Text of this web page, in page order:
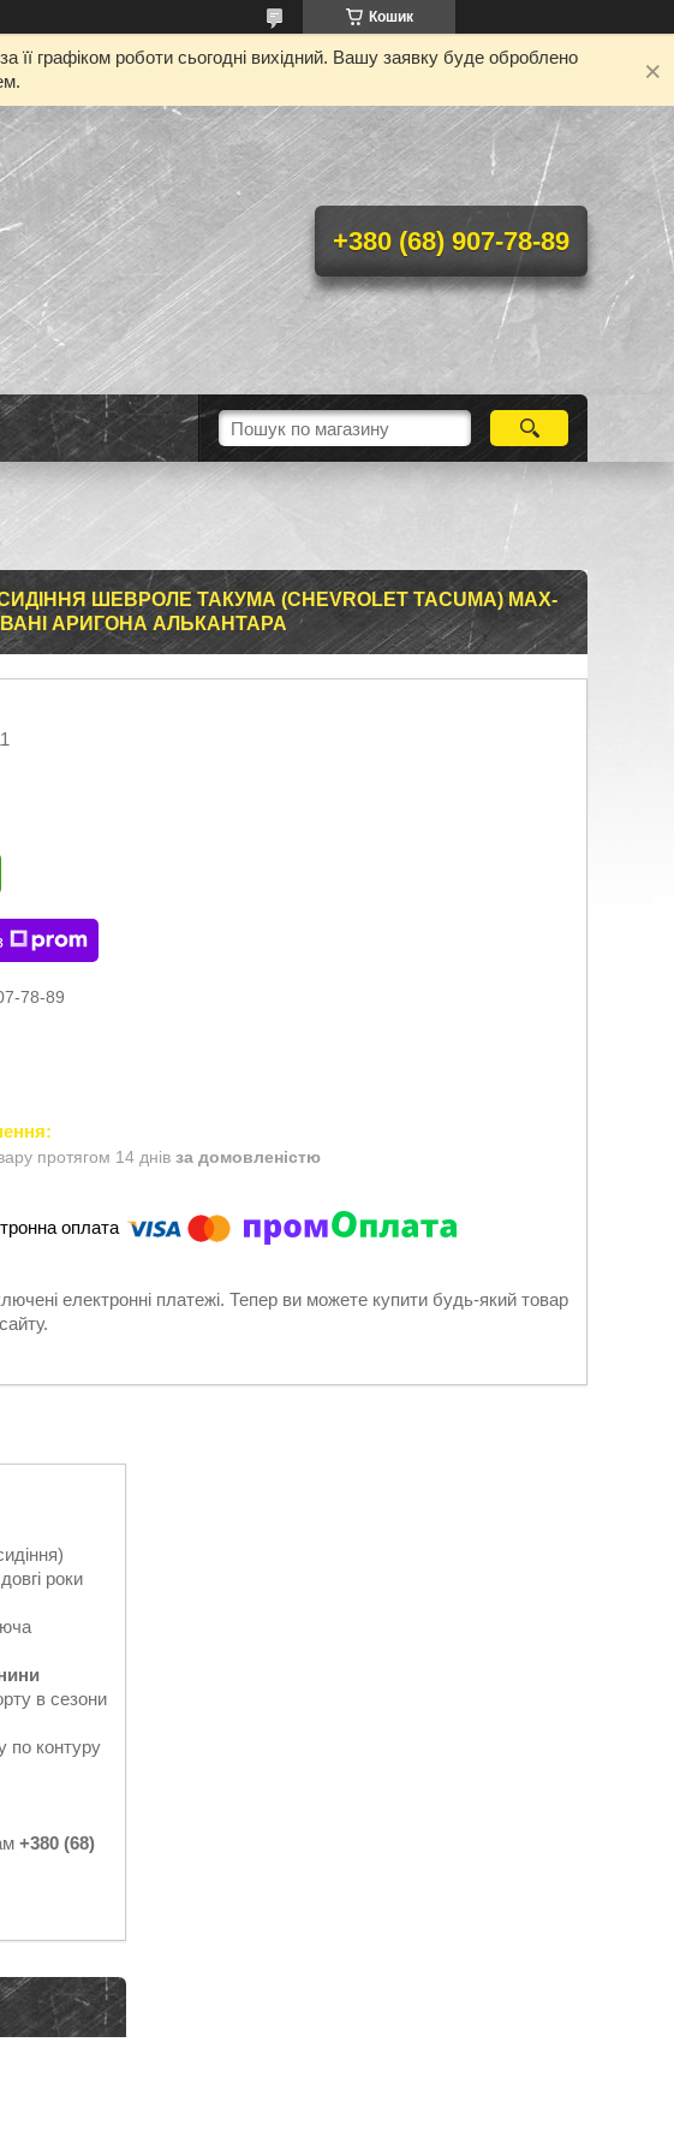
Кошик
графіком роботи сьогодні вихідний. Вашу заявку буде оброблено
+380 (68) 907-78-89
ШЕВРОЛЕ ТАКУМА (CHEVROLET TACUMA) MAX-
АРИГОНА АЛЬКАНТАРА
78-89
протягом 14 днів за домовленістю
електронні платежі. Тепер ви можете купити будь-який товар
роки
в сезони
по контуру
+380 (68)